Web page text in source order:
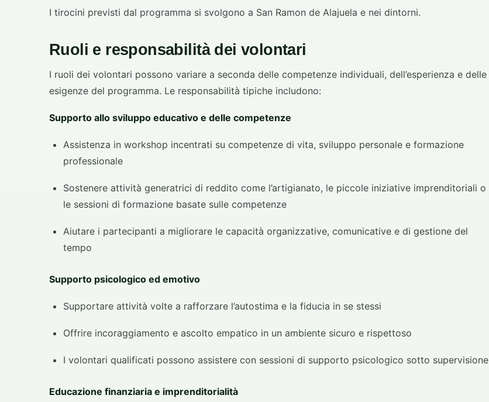
I tirocini previsti dal programma si svolgono a San Ramon de Alajuela e nei dintorni.
Ruoli e responsabilità dei volontari
I ruoli dei volontari possono variare a seconda delle competenze individuali, dell’esperienza e delle
esigenze del programma. Le responsabilità tipiche includono:
Supporto allo sviluppo educativo e delle competenze
Assistenza in workshop incentrati su competenze di vita, sviluppo personale e formazione
professionale
Sostenere attività generatrici di reddito come l’artigianato, le piccole iniziative imprenditoriali o
le sessioni di formazione basate sulle competenze
Aiutare i partecipanti a migliorare le capacità organizzative, comunicative e di gestione del
tempo
Supporto psicologico ed emotivo
Supportare attività volte a rafforzare l’autostima e la fiducia in se stessi
Offrire incoraggiamento e ascolto empatico in un ambiente sicuro e rispettoso
I volontari qualificati possono assistere con sessioni di supporto psicologico sotto supervisione
Educazione finanziaria e imprenditorialità